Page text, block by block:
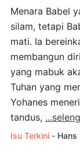
Menara Babel
silam, tetapi
mati. Ia
membangun
yang mabuk
Tuhan yang
Yohanes
tandus,
Isu Terkini - Hans